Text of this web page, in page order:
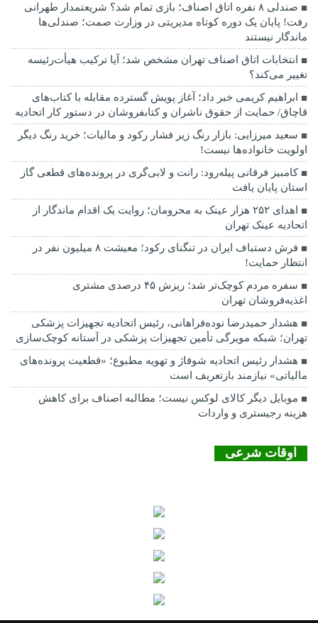
صندلی ۸ نفره اتاق اصناف؛ بازی تمام شد؟ شریعتمدار طهرانی
رفت! پایان یک دوره کوتاه مدیریتی در وزارت صمت؛ صندلی‌ها
ماندگار نیستند
انتخابات اتاق اصناف تهران مشخص شد؛ آیا ترکیب هیأت‌رئیسه
تغییر می‌کند؟
ابراهیم کریمی خبر داد؛ آغاز پویش گسترده مقابله با کتاب‌های
قاچاق/ حمایت از حقوق ناشران و کتابفروشان در دستور کار اتحادیه
سعید میرزایی: بازار رنگ زیر فشار رکود و مالیات؛ خرید رنگ دیگر
اولویت خانواده‌ها نیست!
کامبیز فرقانی پیله‌رود: رانت و لابی‌گری در پرونده‌های قطعی گاز
استان پایان یافت
اهدای ۲۵۲ هزار عینک به محرومان؛ روایت یک اقدام ماندگار از
اتحادیه عینک تهران
فرش دستباف ایران در تنگنای رکود؛ معیشت ۸ میلیون نفر در
انتظار حمایت!
سفره مردم کوچک‌تر شد؛ ریزش ۴۵ درصدی مشتری
اغذیه‌فروشان تهران
هشدار حمیدرضا نوده‌فراهانی، رئیس اتحادیه تجهیزات پزشکی
تهران؛ شبکه مویرگی تأمین تجهیزات پزشکی در آستانه کوچک‌سازی
هشدار رئیس اتحادیه شوفاژ و تهویه مطبوع؛ «قطعیت پرونده‌های
مالیاتی» نیازمند بازتعریف است
موبایل دیگر کالای لوکس نیست؛ مطالبه اصناف برای کاهش
هزینه رجیستری و واردات
اوقات شرعی